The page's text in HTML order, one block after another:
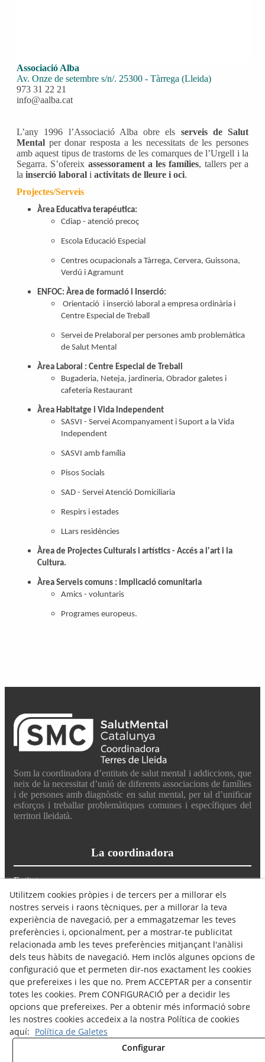
Associació Alba
Av. Onze de setembre s/n/. 25300 - Tàrrega (Lleida)
973 31 22 21
info@aalba.cat
L’any 1996 l’Associació Alba obre els serveis de Salut
Mental per donar resposta a les necessitats de les persones
amb aquest tipus de trastorns de les comarques de l’Urgell i la
Segarra. S’ofereix assessorament a les famílies, tallers per a
la inserció laboral i activitats de lleure i oci.
Projectes/Serveis
Àrea Educativa terapéutica:
Cdiap - atenció precoç
Escola Educació Especial
Centres ocupacionals a Tàrrega, Cervera, Guissona,
Verdú i Agramunt
ENFOC: Àrea de formació i Inserció:
Orientació i inserció laboral a empresa ordinària i
Centre Especial de Treball
Servei de Prelaboral per persones amb problemàtica
de Salut Mental
Àrea Laboral : Centre Especial de Treball
Bugaderia, Neteja, jardineria, Obrador galetes i
cafeteria Restaurant
Àrea Habitatge i Vida lndependent
SASVI - Servei Acompanyament i Suport a la Vida
Independent
SASVI amb família
Pisos Socials
SAD - Servei Atenció Domiciliaria
Respirs i estades
LLars residències
Àrea de Projectes Culturals i artístics - Accés a l'art i la
Cultura.
Àrea Serveis comuns : Implicació comunitaria
Amics - voluntaris
Programes europeus.
Som la coordinadora d’entitats de salut mental i addiccions, que
neix de la necessitat d’unió de diferents associacions de famílies
i de persones amb diagnòstic en salut mental, per tal d’unificar
esforços i treballar problemàtiques comunes i específiques del
territori lleidatà.
La coordinadora
Entitats
Què fem
Avís Legal
Política de Cookies
Política de Privacitat
Troba'ns
Seu de l'Associació Salut Mental Noguera
Carrer Noguera Pallaresa 32, Balaguer 25600
697 77 57 64 // 633 36 55 56
coordinadora@salutmentalterresdelleida.org
comunicacio@salutmentalterresdelleida.org
Utilitzem cookies pròpies i de tercers per a millorar els
nostres serveis i raons tècniques, per a millorar la teva
experiència de navegació, per a emmagatzemar les teves
preferències i, opcionalment, per a mostrar-te publicitat
relacionada amb les teves preferències mitjançant l'anàlisi
dels teus hàbits de navegació. Hem inclòs algunes opcions de
configuració que et permeten dir-nos exactament les cookies
que prefereixes i les que no. Prem ACCEPTAR per a consentir
totes les cookies. Prem CONFIGURACIÓ per a decidir les
opcions que prefereixes. Per a obtenir més informació sobre
les nostres cookies accedeix a la nostra Política de cookies
aquí: Política de Galetes
Configurar